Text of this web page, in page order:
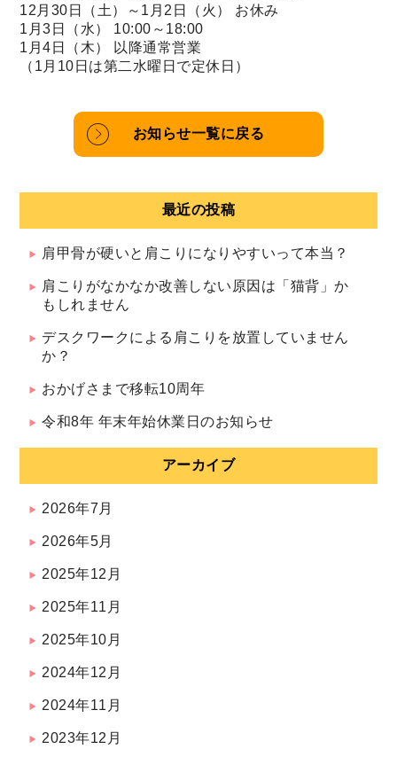
12月30日（土）～1月2日（火） お休み
1月3日（水） 10:00～18:00
1月4日（木） 以降通常営業
（1月10日は第二水曜日で定休日）
お知らせ一覧に戻る
最近の投稿
肩甲骨が硬いと肩こりになりやすいって本当？
肩こりがなかなか改善しない原因は「猫背」か
もしれません
デスクワークによる肩こりを放置していません
か？
おかげさまで移転10周年
令和8年 年末年始休業日のお知らせ
アーカイブ
2026年7月
2026年5月
2025年12月
2025年11月
2025年10月
2024年12月
2024年11月
2023年12月